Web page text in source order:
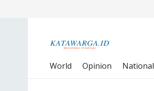
World Opinion National